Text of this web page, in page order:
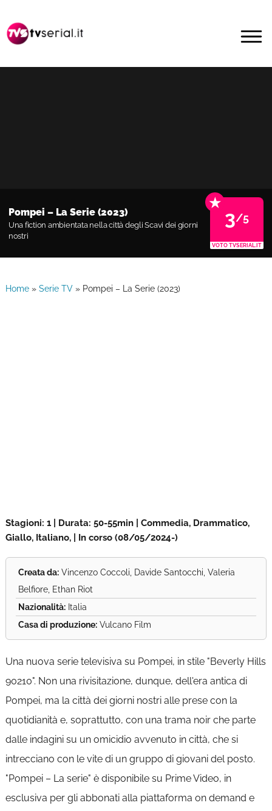
alla
navigazione
contenuto
MENU
Pompei – La Serie (2023)
Una fiction ambientata nella città degli Scavi dei giorni
nostri
★
3/5
VOTO TVSERIAL.IT
Home» Serie TV» Pompei – La Serie (2023)
Stagioni: 1 | Durata: 50-55min | Commedia, Drammatico,
Giallo, Italiano, | In corso (08/05/2024-)
Creata da:Vincenzo Coccoli, Davide Santocchi, Valeria
Belfiore, Ethan Riot
Nazionalità:Italia
Casa di produzione:Vulcano Film
Una nuova serie televisiva su Pompei, in stile "Beverly Hills
90210". Non una rivisitazione, dunque, dell'era antica di
Pompei, ma la città dei giorni nostri alle prese con la
quotidianità e, soprattutto, con una trama noir che parte
dalle indagini su un omicidio avvenuto in città, che si
intrecciano con le vite di un gruppo di giovani del posto.
"Pompei – La serie" è disponibile su Prime Video, in
esclusiva per gli abbonati alla piattaforma on demand e